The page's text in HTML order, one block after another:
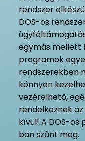
rendszer
DOS-os
egymás mellett
programok
rendszerekben
könnyen
vezérelhető,
rendelkeznek
kívül! A DOS-
ban szűnt meg.